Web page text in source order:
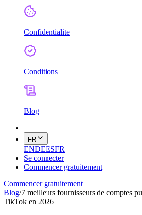
Confidentialite
Conditions
Blog
FR
ENDEESFR
Se connecter
Commencer gratuitement
Commencer gratuitement
Blog/7 meilleurs fournisseurs de comptes
TikTok en 2026